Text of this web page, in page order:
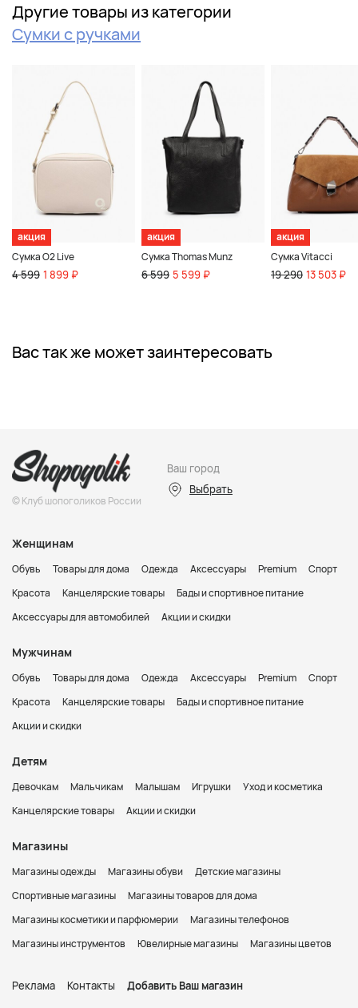
Другие товары из категории
Сумки с ручками
акция
Сумка O2 Live
4 599 1 899 ₽
акция
Сумка Thomas Munz
6 599 5 599 ₽
акция
Сумка Vitacci
19 290 13 503 ₽
Вас так же может заинтересовать
© Клуб шопоголиков России
Ваш город
Выбрать
Женщинам
Обувь Товары для дома Одежда Аксессуары Premium
Спорт
Красота
Канцелярские товары
Бады и спортивное питание
Аксессуары для автомобилей
Акции и скидки
Мужчинам
Обувь Товары для дома Одежда Аксессуары Premium
Спорт
Красота
Канцелярские товары
Бады и спортивное питание
Акции и скидки
Детям
Девочкам Мальчикам Малышам Игрушки
Уход и косметика
Канцелярские товары
Акции и скидки
Магазины
Магазины одежды Магазины обуви
Детские магазины
Спортивные магазины
Магазины товаров для дома
Магазины косметики и парфюмерии
Магазины телефонов
Магазины инструментов
Ювелирные магазины Магазины цветов
Реклама Контакты Добавить Ваш магазин